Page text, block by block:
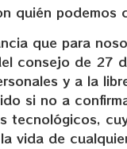
quién podemos
que para
consejo de 27
y a la
si no a
tecnológicos,
vida de